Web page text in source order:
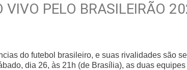
VIVO PELO BRASILEIRÃO
do futebol brasileiro, e suas rivalidades são
dia 26, às 21h (de Brasília), as duas